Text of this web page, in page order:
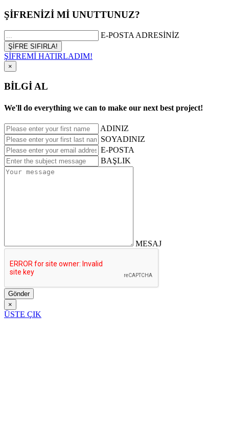
ŞİFRENİZİ Mİ UNUTTUNUZ?
E-POSTA ADRESİNİZ
ŞİFREMİ HATIRLADIM!
×
BİLGİ AL
We'll do everything we can to make our next best project!
ADINIZ
SOYADINIZ
E-POSTA
BAŞLIK
MESAJ
Gönder
×
ÜSTE ÇIK